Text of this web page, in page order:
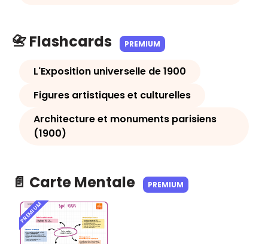
📇 Flashcards PREMIUM
L'Exposition universelle de 1900
Figures artistiques et culturelles
Architecture et monuments parisiens
(1900)
📄 Carte Mentale PREMIUM
PREMIUM